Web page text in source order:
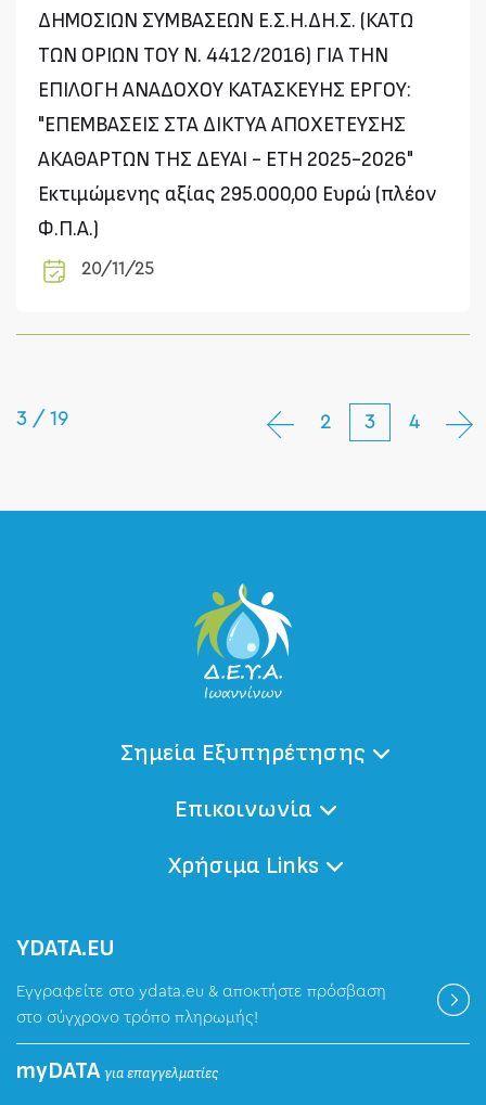
ΔΗΜΟΣΙΩΝ ΣΥΜΒΑΣΕΩΝ Ε.Σ.Η.ΔΗ.Σ. (ΚΑΤΩ
ΤΩΝ ΟΡΙΩΝ ΤΟΥ Ν. 4412/2016) ΓΙΑ ΤΗΝ
ΕΠΙΛΟΓΗ ΑΝΑΔΟΧΟΥ ΚΑΤΑΣΚΕΥΗΣ ΕΡΓΟΥ:
"ΕΠΕΜΒΑΣΕΙΣ ΣΤΑ ΔΙΚΤΥΑ ΑΠΟΧΕΤΕΥΣΗΣ
ΑΚΑΘΑΡΤΩΝ ΤΗΣ ΔΕΥΑΙ - ΕΤΗ 2025-2026"
Εκτιμώμενης αξίας 295.000,00 Ευρώ (πλέον
Φ.Π.Α.)
20/11/25
3 / 19 2 3 4
Σημεία Εξυπηρέτησης
Επικοινωνία
Χρήσιμα Links
ΥDATA.EU
Εγγραφείτε στο ydata.eu & αποκτήστε πρόσβαση
στο σύγχρονο τρόπο πληρωμής!
myDATAγια επαγγελματίες